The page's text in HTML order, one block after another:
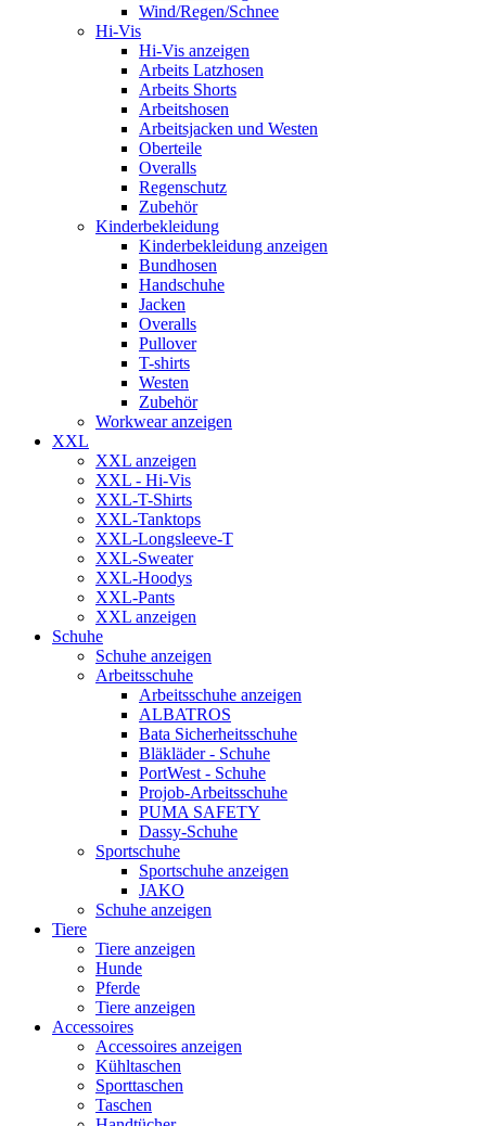
Wind/Regen/Schnee
Hi-Vis
Hi-Vis anzeigen
Arbeits Latzhosen
Arbeits Shorts
Arbeitshosen
Arbeitsjacken und Westen
Oberteile
Overalls
Regenschutz
Zubehör
Kinderbekleidung
Kinderbekleidung anzeigen
Bundhosen
Handschuhe
Jacken
Overalls
Pullover
T-shirts
Westen
Zubehör
Workwear anzeigen
XXL
XXL anzeigen
XXL - Hi-Vis
XXL-T-Shirts
XXL-Tanktops
XXL-Longsleeve-T
XXL-Sweater
XXL-Hoodys
XXL-Pants
XXL anzeigen
Schuhe
Schuhe anzeigen
Arbeitsschuhe
Arbeitsschuhe anzeigen
ALBATROS
Bata Sicherheitsschuhe
Bläkläder - Schuhe
PortWest - Schuhe
Projob-Arbeitsschuhe
PUMA SAFETY
Dassy-Schuhe
Sportschuhe
Sportschuhe anzeigen
JAKO
Schuhe anzeigen
Tiere
Tiere anzeigen
Hunde
Pferde
Tiere anzeigen
Accessoires
Accessoires anzeigen
Kühltaschen
Sporttaschen
Taschen